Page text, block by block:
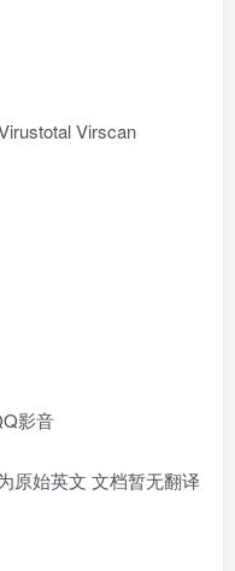
Virscan
影音
原始英文 文档暂无翻译